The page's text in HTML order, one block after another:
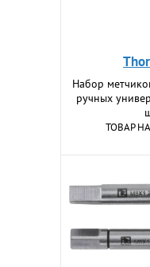
Набор
ручных
ТОВАР